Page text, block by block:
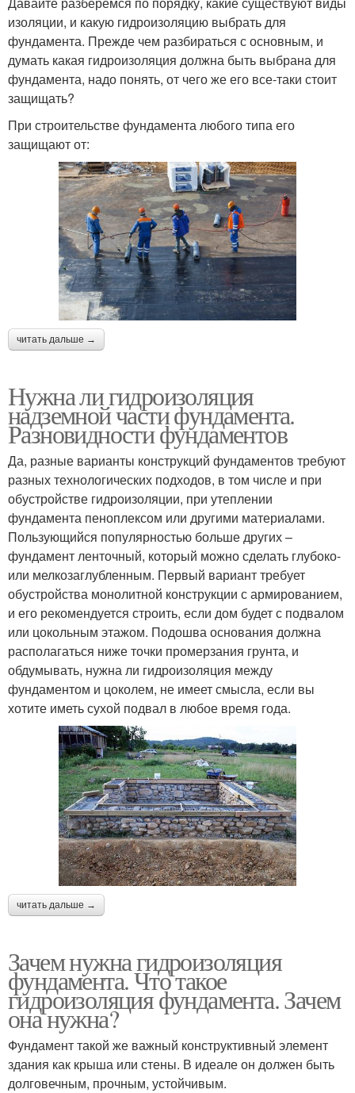
изоляции, и какую гидроизоляцию выбрать для
фундамента. Прежде чем разбираться с основным, и
думать какая гидроизоляция должна быть выбрана для
фундамента, надо понять, от чего же его все-таки стоит
защищать?
При строительстве фундамента любого типа его
защищают от:
читать дальше →
Нужна ли гидроизоляция
надземной части фундамента.
Разновидности фундаментов
Да, разные варианты конструкций фундаментов требуют
разных технологических подходов, в том числе и при
обустройстве гидроизоляции, при утеплении
фундамента пеноплексом или другими материалами.
Пользующийся популярностью больше других –
фундамент ленточный, который можно сделать глубоко-
или мелкозаглубленным. Первый вариант требует
обустройства монолитной конструкции с армированием,
и его рекомендуется строить, если дом будет с подвалом
или цокольным этажом. Подошва основания должна
располагаться ниже точки промерзания грунта, и
обдумывать, нужна ли гидроизоляция между
фундаментом и цоколем, не имеет смысла, если вы
хотите иметь сухой подвал в любое время года.
читать дальше →
Зачем нужна гидроизоляция
фундамента. Что такое
гидроизоляция фундамента. Зачем
она нужна?
Фундамент такой же важный конструктивный элемент
здания как крыша или стены. В идеале он должен быть
долговечным, прочным, устойчивым.